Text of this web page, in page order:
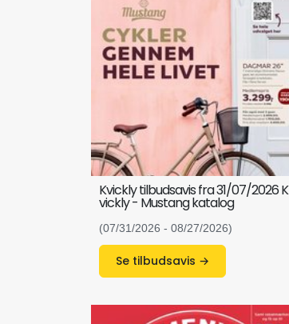
Kvickly tilbudsavis fra 31/07/2026 K
vickly - Mustang katalog
(07/31/2026 - 08/27/2026)
Se tilbudsavis →